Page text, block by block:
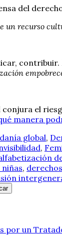
del
un recurso
el
manera
global,
,
,
un